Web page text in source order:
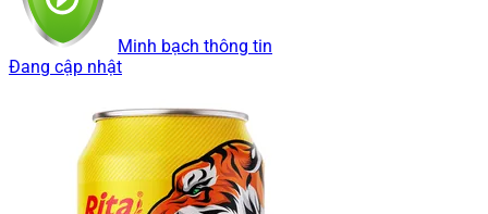
Minh bạch thông tin
Đang cập nhật